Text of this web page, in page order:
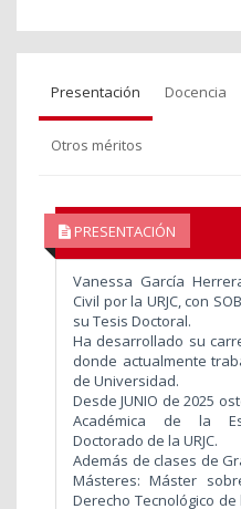
Presentación Docencia
Otros méritos
PRESENTACIÓN
Vanessa García
Civil por la URJC, con
su Tesis Doctoral.
Ha desarrollado su
donde actualmente
de Universidad.
Desde JUNIO de 2025
Académica de la
Doctorado de la URJC.
Además de clases de
Másteres: Máster
Derecho Tecnológico